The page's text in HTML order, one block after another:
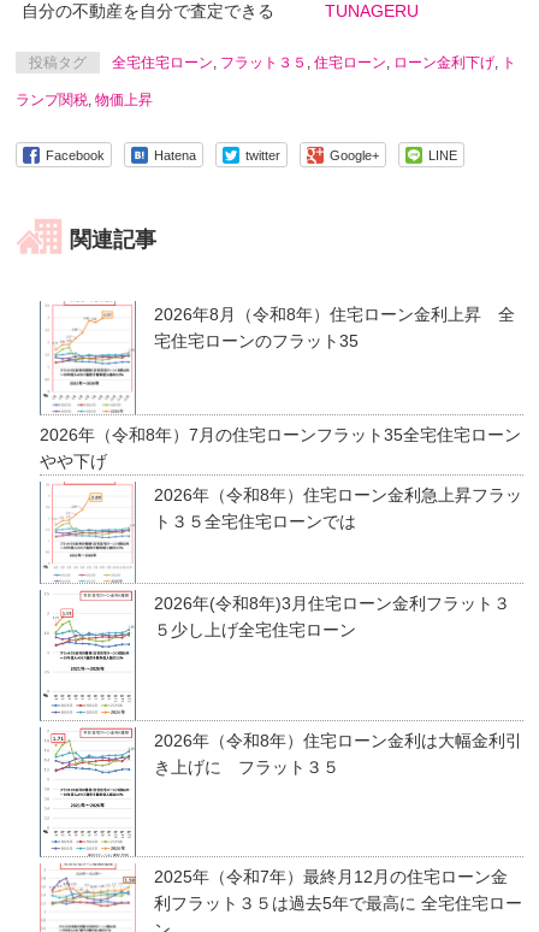
自分の不動産を自分で査定できるTUNAGERU
投稿タグ 全宅住宅ローン, フラット３５ ,住宅ローン, ローン金利下げ, ト
ランプ関税,物価上昇
Facebook Hatena twitter Google+ LINE
関連記事
2026年8月（令和8年）住宅ローン金利上昇 全
宅住宅ローンのフラット35
2026年（令和8年）7月の住宅ローンフラット35全宅住宅ローン
やや下げ
2026年（令和8年）住宅ローン金利急上昇フラッ
ト３５全宅住宅ローンでは
2026年(令和8年)3月住宅ローン金利フラット３
５少し上げ全宅住宅ローン
2026年（令和8年）住宅ローン金利は大幅金利引
き上げに フラット３５
2025年（令和7年）最終月12月の住宅ローン金
利フラット３５は過去5年で最高に 全宅住宅ロー